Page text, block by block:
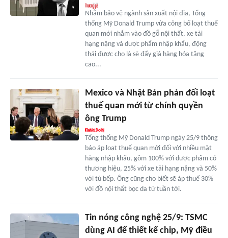
Nhằm bảo vệ ngành sản xuất nội địa, Tổng
thống Mỹ Donald Trump vừa công bố loạt thuế
quan mới nhắm vào đồ gỗ nội thất, xe tải
hạng nặng và dược phẩm nhập khẩu, động
thái được cho là sẽ đẩy giá hàng hóa tăng
cao...
Mexico và Nhật Bản phản đối loạt
thuế quan mới từ chính quyền
ông Trump
Tổng thống Mỹ Donald Trump ngày 25/9 thông
báo áp loạt thuế quan mới đối với nhiều mặt
hàng nhập khẩu, gồm 100% với dược phẩm có
thương hiệu, 25% với xe tải hạng nặng và 50%
với tủ bếp. Ông cũng cho biết sẽ áp thuế 30%
với đồ nội thất bọc da từ tuần tới.
Tin nóng công nghệ 25/9: TSMC
dùng AI để thiết kế chip, Mỹ điều